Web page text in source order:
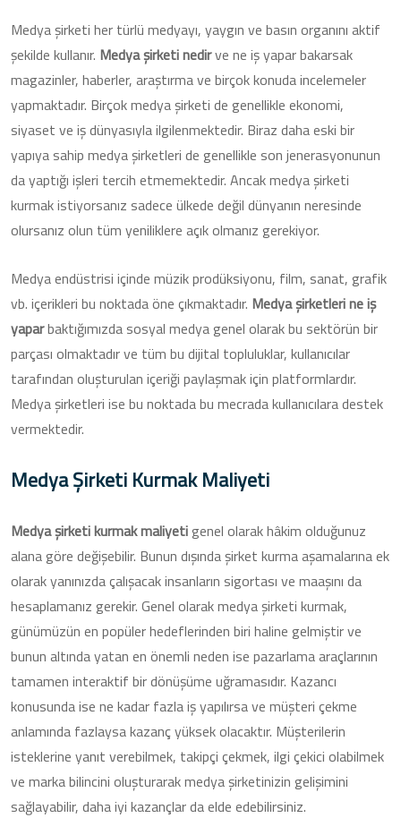
Medya şirketi her türlü medyayı, yaygın ve basın organını aktif
şekilde kullanır. Medya şirketi nedirve ne iş yapar bakarsak
magazinler, haberler, araştırma ve birçok konuda incelemeler
yapmaktadır. Birçok medya şirketi de genellikle ekonomi,
siyaset ve iş dünyasıyla ilgilenmektedir. Biraz daha eski bir
yapıya sahip medya şirketleri de genellikle son jenerasyonunun
da yaptığı işleri tercih etmemektedir. Ancak medya şirketi
kurmak istiyorsanız sadece ülkede değil dünyanın neresinde
olursanız olun tüm yeniliklere açık olmanız gerekiyor.
Medya endüstrisi içinde müzik prodüksiyonu, film, sanat, grafik
vb. içerikleri bu noktada öne çıkmaktadır. Medya şirketleri ne iş
yaparbaktığımızda sosyal medya genel olarak bu sektörün bir
parçası olmaktadır ve tüm bu dijital topluluklar, kullanıcılar
tarafından oluşturulan içeriği paylaşmak için platformlardır.
Medya şirketleri ise bu noktada bu mecrada kullanıcılara destek
vermektedir.
Medya Şirketi Kurmak Maliyeti
Medya şirketi kurmak maliyetigenel olarak hâkim olduğunuz
alana göre değişebilir. Bunun dışında şirket kurma aşamalarına ek
olarak yanınızda çalışacak insanların sigortası ve maaşını da
hesaplamanız gerekir. Genel olarak medya şirketi kurmak,
günümüzün en popüler hedeflerinden biri haline gelmiştir ve
bunun altında yatan en önemli neden ise pazarlama araçlarının
tamamen interaktif bir dönüşüme uğramasıdır. Kazancı
konusunda ise ne kadar fazla iş yapılırsa ve müşteri çekme
anlamında fazlaysa kazanç yüksek olacaktır. Müşterilerin
isteklerine yanıt verebilmek, takipçi çekmek, ilgi çekici olabilmek
ve marka bilincini oluşturarak medya şirketinizin gelişimini
sağlayabilir, daha iyi kazançlar da elde edebilirsiniz.